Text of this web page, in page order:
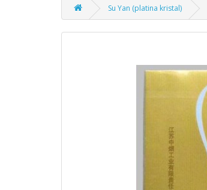
Su Yan (platina kristal)